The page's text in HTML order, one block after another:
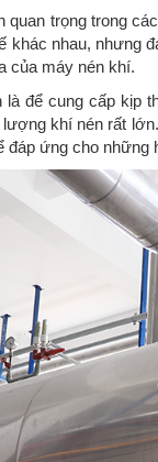
quan trọng trong
khác nhau, nhưng
của máy nén khí.
là để cung cấp kịp
khí nén rất
ứng cho những